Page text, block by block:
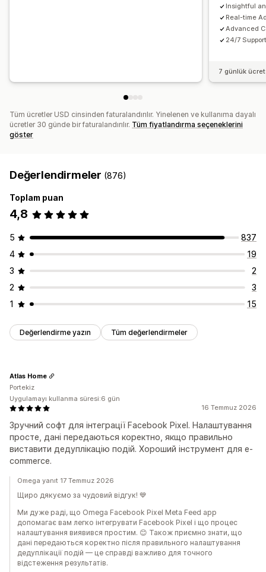
Insightful
Real-time
Advanced
24/7
7 günlük
Tüm ücretler USD cinsinden faturalandırılır. Yinelenen ve kullanıma dayalı
ücretler 30 günde bir faturalandırılır. Tüm fiyatlandırma seçeneklerini
göster
Değerlendirmeler (876)
Toplam puan
4,8
5
837
4
19
3
2
2
3
1
15
Değerlendirme yazın Tüm değerlendirmeler
16 Temmuz 2026
Зручний софт для інтеграції Facebook Pixel. Налаштування
просте, дані передаються коректно, якщо правильно
виставити дедуплікацію подій. Хороший інструмент для e-
commerce.
Atlas Home
Portekiz
Uygulamayı kullanma süresi:6 gün
Omega yanıt 17 Temmuz 2026
Щиро дякуємо за чудовий відгук! 💙
Ми дуже раді, що Omega Facebook Pixel Meta Feed app
допомагає вам легко інтегрувати Facebook Pixel і що процес
налаштування виявився простим. 😊 Також приємно знати, що
дані передаються коректно після правильного налаштування
дедуплікації подій — це справді важливо для точного
відстеження результатів.